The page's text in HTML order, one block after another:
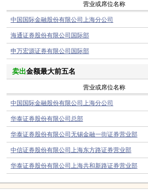
营业或席位名称
中国国际金融股份有限公司上海分公司
海通证券股份有限公司国际部
申万宏源证券有限公司国际部
卖出金额最大前五名
营业或席位名称
中国国际金融股份有限公司上海分公司
华泰证券股份有限公司总部
华泰证券股份有限公司无锡金融一街证券营业部
中信证券股份有限公司上海东方路证券营业部
华泰证券股份有限公司上海共和新路证券营业部